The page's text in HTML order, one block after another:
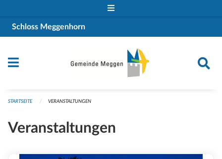
Schloss Meggenhorn
STARTSEITE VERANSTALTUNGEN
Veranstaltungen